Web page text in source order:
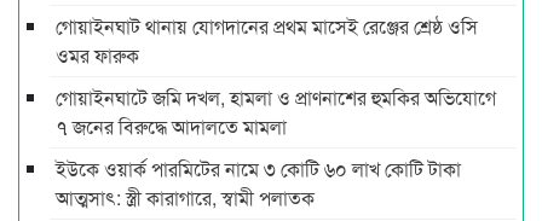
গোয়াইনঘাট থানায় যোগদানের প্রথম মাসেই রেঞ্জের শ্রেষ্ঠ ওসি
ওমর ফারুক
গোয়াইনঘাটে জমি দখল, হামলা ও প্রাণনাশের হুমকির অভিযোগে
৭ জনের বিরুদ্ধে আদালতে মামলা
ইউকে ওয়ার্ক পারমিটের নামে ৩ কোটি ৬০ লাখ কোটি টাকা
আত্মসাৎ: স্ত্রী কারাগারে, স্বামী পলাতক